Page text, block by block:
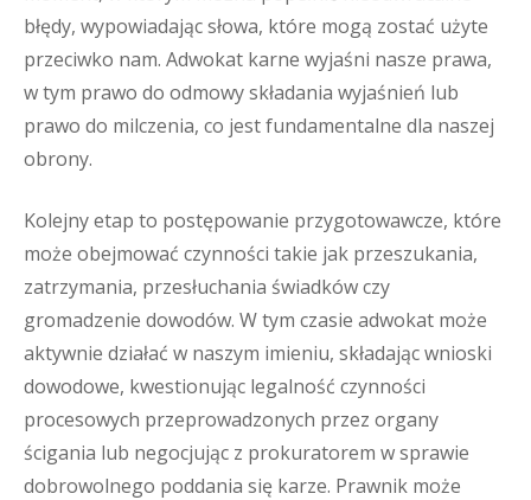
błędy, wypowiadając słowa, które mogą zostać użyte
przeciwko nam. Adwokat karne wyjaśni nasze prawa,
w tym prawo do odmowy składania wyjaśnień lub
prawo do milczenia, co jest fundamentalne dla naszej
obrony.
Kolejny etap to postępowanie przygotowawcze, które
może obejmować czynności takie jak przeszukania,
zatrzymania, przesłuchania świadków czy
gromadzenie dowodów. W tym czasie adwokat może
aktywnie działać w naszym imieniu, składając wnioski
dowodowe, kwestionując legalność czynności
procesowych przeprowadzonych przez organy
ścigania lub negocjując z prokuratorem w sprawie
dobrowolnego poddania się karze. Prawnik może